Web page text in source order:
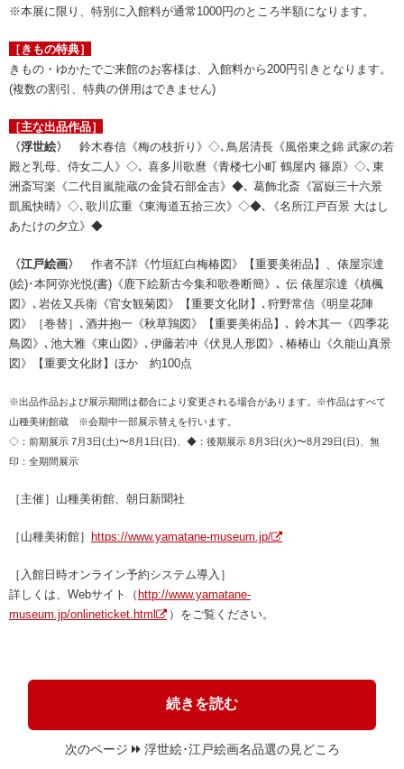
※本展に限り、特別に入館料が通常1000円のところ半額になります。
［きもの特典］
きもの・ゆかたでご来館のお客様は、入館料から200円引きとなります。
(複数の割引、特典の併用はできません)
［主な出品作品］
〈浮世絵〉
鈴木春信《梅の枝折り》◇､鳥居清長《風俗東之錦 武家の若
殿と乳母、侍女二人》◇､ 喜多川歌麿《青楼七小町 鶴屋内 篠原》◇､東
洲斎写楽《二代目嵐龍蔵の金貸石部金吉》◆､ 葛飾北斎《冨嶽三十六景
凱風快晴》◇､歌川広重《東海道五拾三次》◇◆､《名所江戸百景 大はし
あたけの夕立》◆
〈江戸絵画〉
作者不詳《竹垣紅白梅椿図》【重要美術品】、俵屋宗達
(絵)･本阿弥光悦(書)《鹿下絵新古今集和歌巻断簡》､ 伝 俵屋宗達《槙楓
図》､岩佐又兵衛《官女観菊図》【重要文化財】､狩野常信《明皇花陣
図》［巻替］､酒井抱一《秋草鶉図》【重要美術品】､ 鈴木其一《四季花
鳥図》､池大雅《東山図》､伊藤若冲《伏見人形図》､椿椿山《久能山真景
図》【重要文化財】ほか 約100点
※出品作品および展示期間は都合により変更される場合があります。※作品はすべて
山種美術館蔵 ※会期中一部展示替えを行います。
◇：前期展示 7月3日(土)〜8月1日(日)、◆：後期展示 8月3日(火)〜8月29日(日)、無
印：全期間展示
［主催］山種美術館、朝日新聞社
［山種美術館］ https://www.yamatane-museum.jp/
［入館日時オンライン予約システム導入］
詳しくは、Webサイト（ http://www.yamatane-
museum.jp/onlineticket.html
）をご覧ください。
続きを読む
次のページ 浮世絵･江戸絵画名品選の見どころ